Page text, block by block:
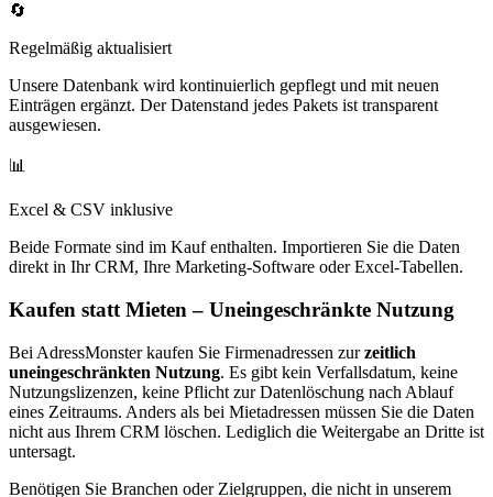
🔄
Regelmäßig aktualisiert
Unsere Datenbank wird kontinuierlich gepflegt und mit neuen
Einträgen ergänzt. Der Datenstand jedes Pakets ist transparent
ausgewiesen.
📊
Excel & CSV inklusive
Beide Formate sind im Kauf enthalten. Importieren Sie die Daten
direkt in Ihr CRM, Ihre Marketing-Software oder Excel-Tabellen.
Kaufen statt Mieten – Uneingeschränkte Nutzung
Bei AdressMonster kaufen Sie Firmenadressen zur zeitlich
uneingeschränkten Nutzung. Es gibt kein Verfallsdatum, keine
Nutzungslizenzen, keine Pflicht zur Datenlöschung nach Ablauf
eines Zeitraums. Anders als bei Mietadressen müssen Sie die Daten
nicht aus Ihrem CRM löschen. Lediglich die Weitergabe an Dritte ist
untersagt.
Benötigen Sie Branchen oder Zielgruppen, die nicht in unserem